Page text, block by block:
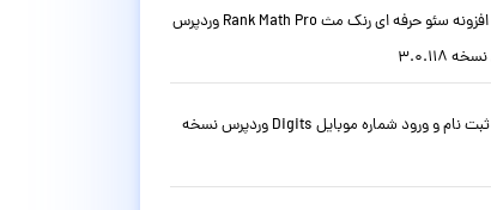
دانلود افزونه سئو حرفه ای رنک مث Rank Math Pro وردپرس
3.0.118
افزونه ثبت نام و ورود شماره موبایل Digits وردپرس نسخه